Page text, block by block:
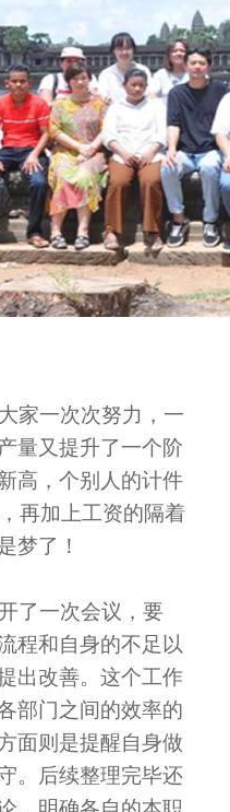
家一次次努力，一
量又提升了一个阶
高，个别人的计件
再加上工资的隔着
梦了！
了一次会议，要
程和自身的不足以
出改善。这个工作
部门之间的效率的
面则是提醒自身做
。后续整理完毕还